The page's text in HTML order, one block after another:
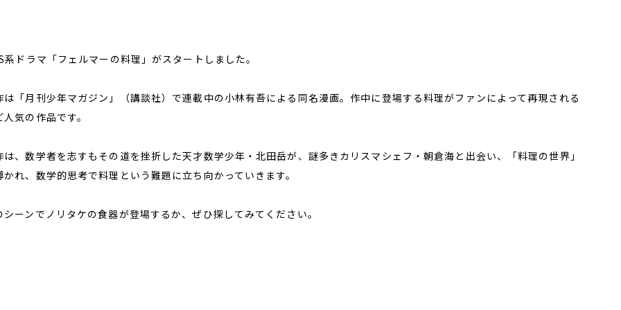
系ドラマ「フェルマーの料理」がスタートしました。
は「月刊少年マガジン」（講談社）で連載中の小林有吾による同名漫画。作中に登場する料理がファンによって再現される
人気の作品です。
は、数学者を志すもその道を挫折した天才数学少年・北田岳が、謎多きカリスマシェフ・朝倉海と出会い、「料理の世界」
かれ、数学的思考で料理という難題に立ち向かっていきます。
シーンでノリタケの食器が登場するか、ぜひ探してみてください。